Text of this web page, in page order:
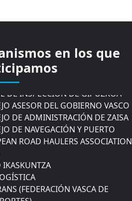
en los que
DE COMERCIO DE GIPUZKOA
ASESORA DE MOVILIDAD DEL
DE DONOSTIA
ASESOR DEL GOBIERNO VASCO
DE ADMINISTRACIÓN DE ZAISA
DE NAVEGACIÓN Y PUERTO
ROAD HAULERS ASSOCIATION
IKASKUNTZA
(FEDERACIÓN VASCA DE